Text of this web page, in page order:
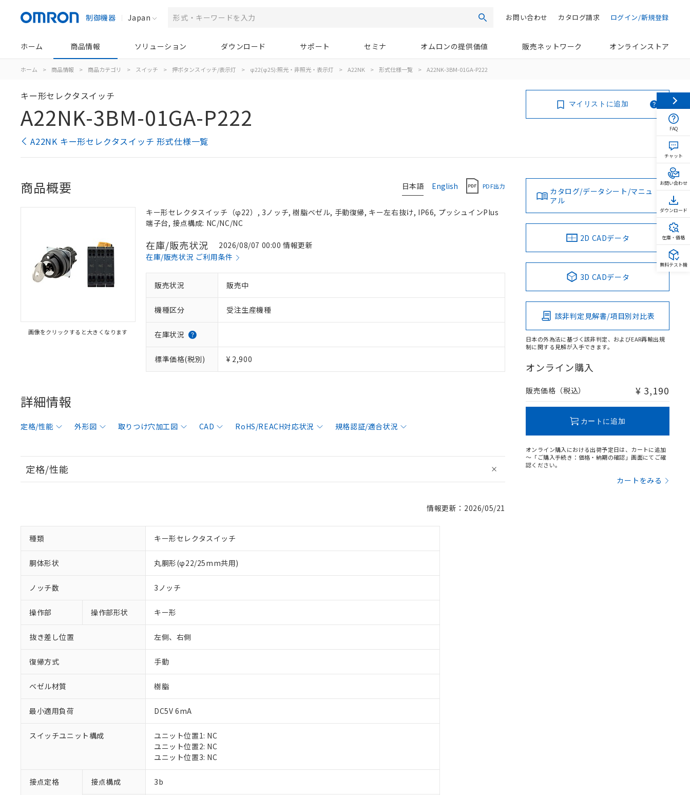
制御機器 Japan 検索 ログイン/新規登録
カタログ請求
お問い合わせ
ホーム 商品情報 ソリューション ダウンロード サポート セミナ オムロンの提供価値 販売ネットワーク オンラインストア
ホーム > 商品情報 > 商品カテゴリ > スイッチ > 押ボタンスイッチ/表示灯 > φ22(φ25):照光・非照光・表示灯 > A22NK > 形式仕様一覧 > A22NK-3BM-01GA-P222
キー形セレクタスイッチ
A22NK-3BM-01GA-P222
A22NK キー形セレクタスイッチ 形式仕様一覧
マイリストに追加
日本語 English PDF出力
商品概要
画像をクリックすると大きくなります
キー形セレクタスイッチ（φ22）, 3ノッチ, 樹脂ベゼル, 手動復帰, キー左右抜け, IP66, プッシュインPlus
端子台, 接点構成: NC/NC/NC
在庫/販売状況
2026/08/07 00:00 情報更新
在庫/販売状況 ご利用条件
販売状況 販売中
機種区分 受注生産機種
在庫状況
標準価格(税別) ¥ 2,900
詳細情報
定格/性能 外形図 取りつけ穴加工図 CAD RoHS/REACH対応状況 規格認証/適合状況
定格/性能
情報更新：2026/05/21
種類 キー形セレクタスイッチ
胴体形状 丸胴形(φ22/25mm共用)
ノッチ数 3ノッチ
操作部 操作部形状 キー形
抜き差し位置 左側、右側
復帰方式 手動
ベゼル材質 樹脂
最小適用負荷 DC5V 6mA
スイッチユニット構成
ユニット位置1: NC
ユニット位置2: NC
ユニット位置3: NC
接点定格 接点構成 3b
カタログ/データシート/マニュ
アル
2D CADデータ
3D CADデータ
該非判定見解書/項目別対比表
日本の外為法に基づく該非判定、およびEAR再輸出規
制に関する見解が入手できます。
オンライン購入
販売価格（税込） ¥ 3,190
カートに追加
オンライン購入における出荷予定日は、カートに追加
～「ご購入手続き：価格・納期の確認」画面にてご確
認ください。
カートをみる
※1 対応状況
対応済み：EU RoHS指令（10物質）の非含有に対応した製品が提供可能な商品です。
FAQ
チャット
お問い合わせ
ダウンロード
在庫・価格
無料テスト機